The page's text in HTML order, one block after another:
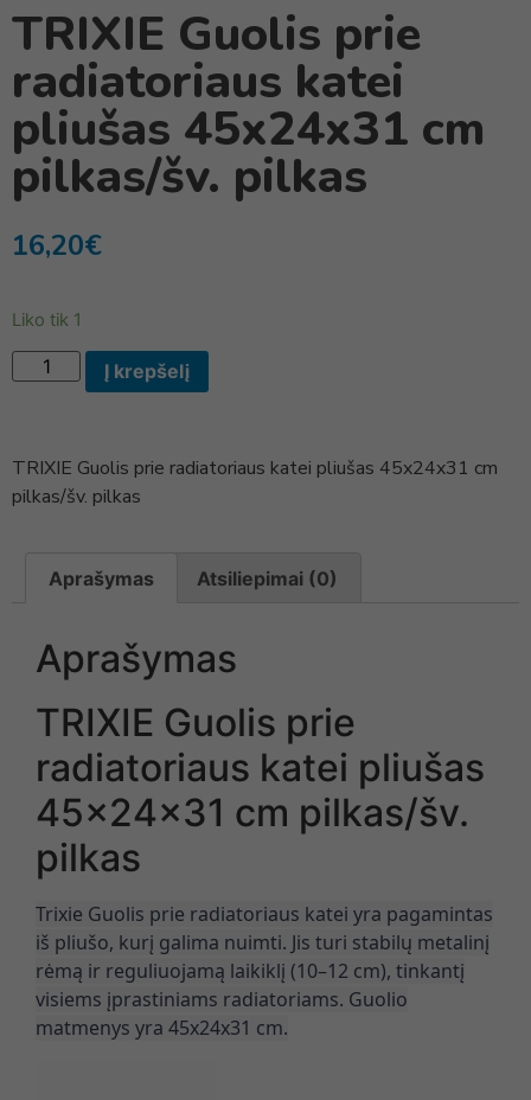
TRIXIE Guolis prie
radiatoriaus katei
pliušas 45x24x31 cm
pilkas/šv. pilkas
16,20€
Liko tik 1
Į krepšelį
TRIXIE Guolis prie radiatoriaus katei pliušas 45x24x31 cm
pilkas/šv. pilkas
Aprašymas Atsiliepimai (0)
Aprašymas
TRIXIE Guolis prie
radiatoriaus katei pliušas
45x24x31 cm pilkas/šv.
pilkas
Trixie Guolis prie radiatoriaus katei yra pagamintas
iš pliušo, kurį galima nuimti. Jis turi stabilų metalinį
rėmą ir reguliuojamą laikiklį (10–12 cm), tinkantį
visiems įprastiniams radiatoriams. Guolio
matmenys yra 45x24x31 cm.